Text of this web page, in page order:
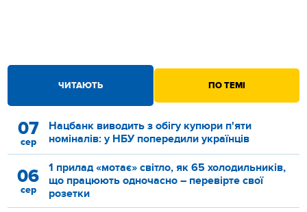
ЧИТАЮТЬ ПО ТЕМІ
07
сер
Нацбанк виводить з обігу купюри п'яти
номіналів: у НБУ попередили українців
06
сер
1 прилад «мотає» світло, як 65 холодильників,
що працюють одночасно – перевірте свої
розетки